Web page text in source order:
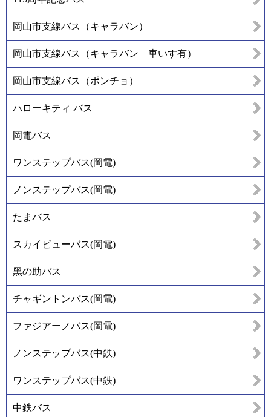
岡山市支線バス（キャラバン）
岡山市支線バス（キャラバン 車いす有）
岡山市支線バス（ポンチョ）
ハローキティ バス
岡電バス
ワンステップバス(岡電)
ノンステップバス(岡電)
たまバス
スカイビューバス(岡電)
黑の助バス
チャギントンバス(岡電)
ファジアーノバス(岡電)
ノンステップバス(中鉄)
ワンステップバス(中鉄)
中鉄バス